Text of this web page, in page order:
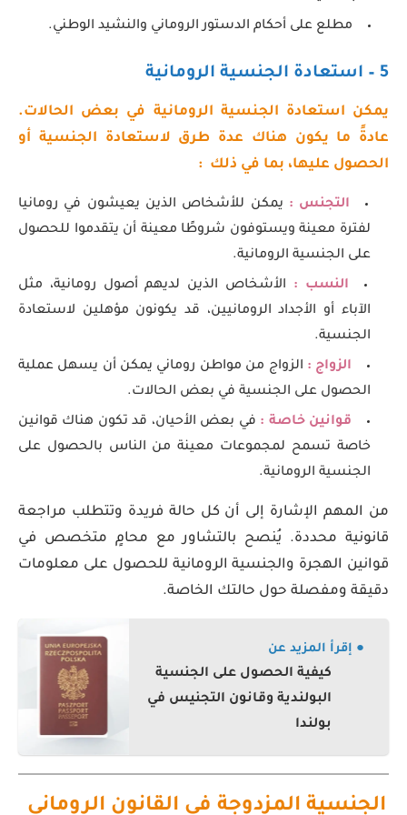
مطلع على أحكام الدستور الروماني والنشيد الوطني.
5 – استعادة الجنسية الرومانية
يمكن استعادة الجنسية الرومانية في بعض الحالات.
عادةً ما يكون هناك عدة طرق لاستعادة الجنسية أو
الحصول عليها، بما في ذلك :
التجنس : يمكن للأشخاص الذين يعيشون في رومانيا
لفترة معينة ويستوفون شروطًا معينة أن يتقدموا للحصول
على الجنسية الرومانية.
النسب : الأشخاص الذين لديهم أصول رومانية، مثل
الآباء أو الأجداد الرومانيين، قد يكونون مؤهلين لاستعادة
الجنسية.
الزواج : الزواج من مواطن روماني يمكن أن يسهل عملية
الحصول على الجنسية في بعض الحالات.
قوانين خاصة : في بعض الأحيان، قد تكون هناك قوانين
خاصة تسمح لمجموعات معينة من الناس بالحصول على
الجنسية الرومانية.
من المهم الإشارة إلى أن كل حالة فريدة وتتطلب مراجعة
قانونية محددة. يُنصح بالتشاور مع محامٍ متخصص في
قوانين الهجرة والجنسية الرومانية للحصول على معلومات
دقيقة ومفصلة حول حالتك الخاصة.
● إقرأ المزيد عن
كيفية الحصول على الجنسية
البولندية وقانون التجنيس في
بولندا
الجنسية المزدوجة في القانون الروماني